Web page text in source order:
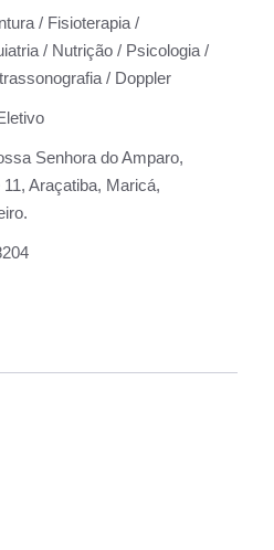
/ Fisioterapia /
/ Nutrição / Psicologia /
/ Doppler
Senhora do Amparo,
Araçatiba, Maricá,